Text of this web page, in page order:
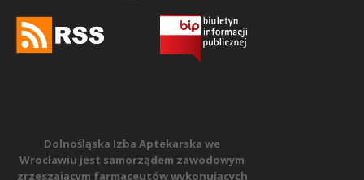
Dolnośląska Izba Aptekarska we
Wrocławiu jest samorządem zawodowym
zrzeszającym farmaceutów wykonujących